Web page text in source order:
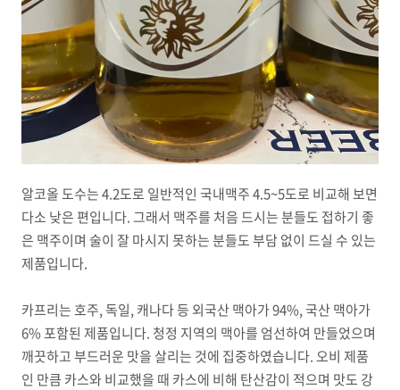
알코올 도수는 4.2도로 일반적인 국내맥주 4.5~5도로 비교해 보면
다소 낮은 편입니다. 그래서 맥주를 처음 드시는 분들도 접하기 좋
은 맥주이며 술이 잘 마시지 못하는 분들도 부담 없이 드실 수 있는
제품입니다.
카프리는 호주, 독일, 캐나다 등 외국산 맥아가 94%, 국산 맥아가
6% 포함된 제품입니다. 청정 지역의 맥아를 엄선하여 만들었으며
깨끗하고 부드러운 맛을 살리는 것에 집중하였습니다. 오비 제품
인 만큼 카스와 비교했을 때 카스에 비해 탄산감이 적으며 맛도 강